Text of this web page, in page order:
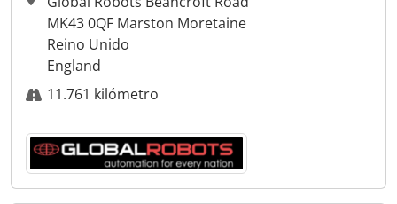
MK43 0QF Marston Moretaine
Reino Unido
England
11.761 kilómetro